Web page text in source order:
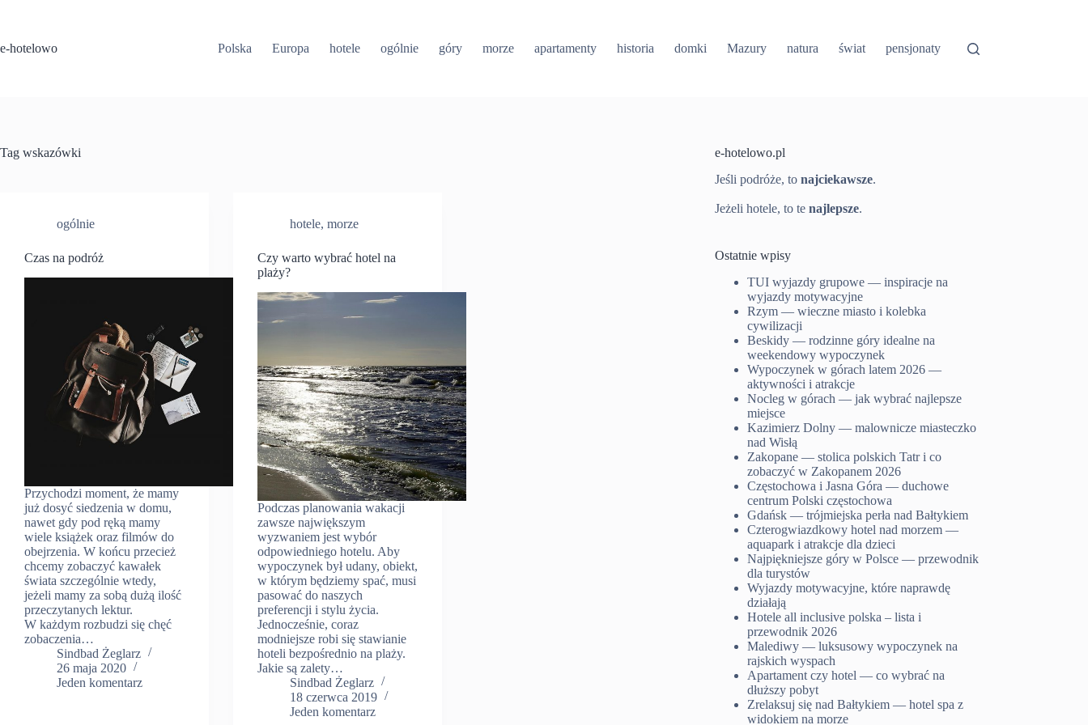
e-hotelowo
Polska Europa hotele ogólnie góry morze apartamenty historia domki Mazury natura świat pensjonaty
Tag wskazówki
ogólnie
Czas na podróż
Przychodzi moment, że mamy
już dosyć siedzenia w domu,
nawet gdy pod ręką mamy
wiele książek oraz filmów do
obejrzenia. W końcu przecież
chcemy zobaczyć kawałek
świata szczególnie wtedy,
jeżeli mamy za sobą dużą ilość
przeczytanych lektur.
W każdym rozbudzi się chęć
zobaczenia…
Sindbad Żeglarz
26 maja 2020
Jeden komentarz
hotele,morze
Czy warto wybrać hotel na
plaży?
Podczas planowania wakacji
zawsze największym
wyzwaniem jest wybór
odpowiedniego hotelu. Aby
wypoczynek był udany, obiekt,
w którym będziemy spać, musi
pasować do naszych
preferencji i stylu życia.
Jednocześnie, coraz
modniejsze robi się stawianie
hoteli bezpośrednio na plaży.
Jakie są zalety…
Sindbad Żeglarz
18 czerwca 2019
Jeden komentarz
e-hotelowo.pl
Jeśli podróże, tonajciekawsze.
Jeżeli hotele, to tenajlepsze.
Ostatnie wpisy
TUI wyjazdy grupowe — inspiracje na
wyjazdy motywacyjne
Rzym — wieczne miasto i kolebka
cywilizacji
Beskidy — rodzinne góry idealne na
weekendowy wypoczynek
Wypoczynek w górach latem 2026 —
aktywności i atrakcje
Nocleg w górach — jak wybrać najlepsze
miejsce
Kazimierz Dolny — malownicze miasteczko
nad Wisłą
Zakopane — stolica polskich Tatr i co
zobaczyć w Zakopanem 2026
Częstochowa i Jasna Góra — duchowe
centrum Polski częstochowa
Gdańsk — trójmiejska perła nad Bałtykiem
Czterogwiazdkowy hotel nad morzem —
aquapark i atrakcje dla dzieci
Najpiękniejsze góry w Polsce — przewodnik
dla turystów
Wyjazdy motywacyjne, które naprawdę
działają
Hotele all inclusive polska – lista i
przewodnik 2026
Malediwy — luksusowy wypoczynek na
rajskich wyspach
Apartament czy hotel — co wybrać na
dłuższy pobyt
Zrelaksuj się nad Bałtykiem — hotel spa z
widokiem na morze